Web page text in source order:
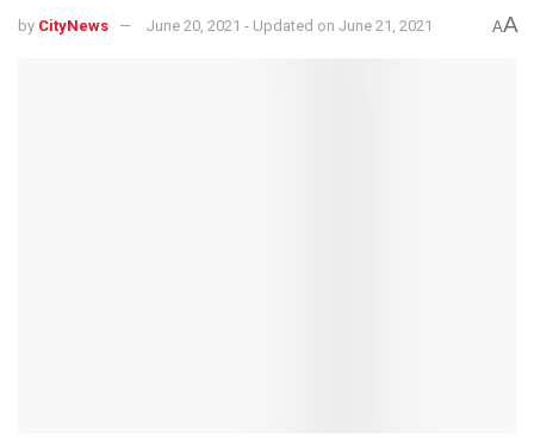
by CityNews June 20, 2021 - Updated on June 21, 2021 AA